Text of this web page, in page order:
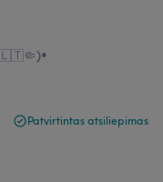
•
Patvirtintas atsiliepimas